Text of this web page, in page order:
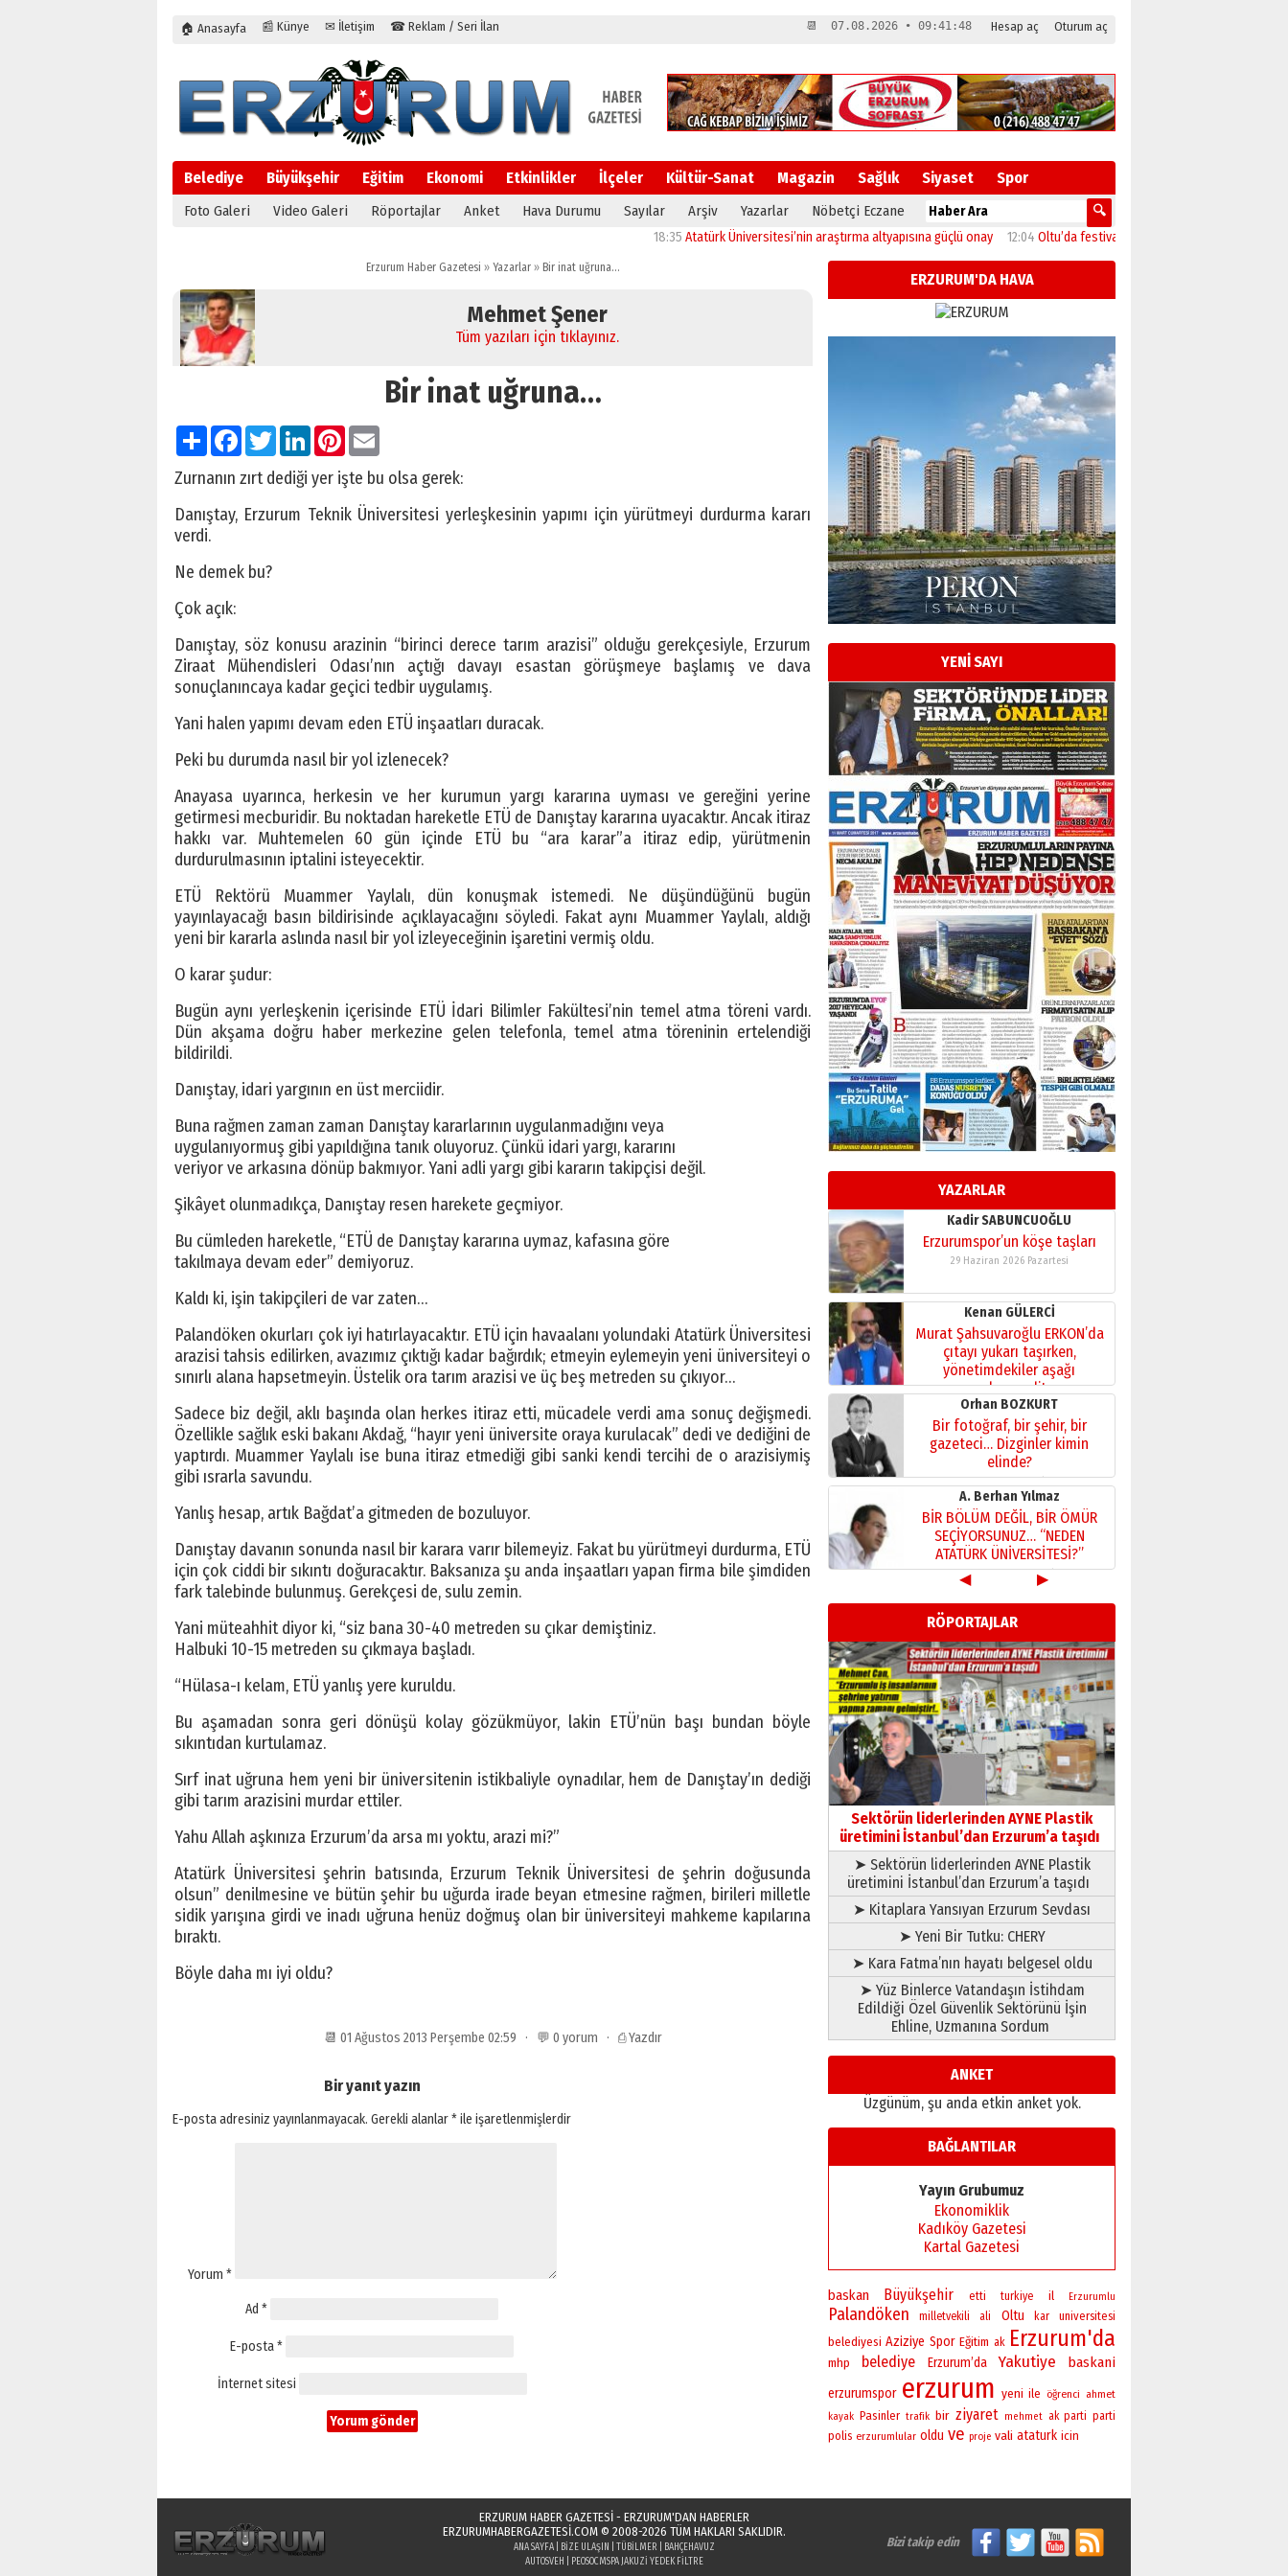
🏠 Anasayfa 📰 Künye ✉ İletişim ☎ Reklam / Seri İlan Hesap aç Oturum aç
📆 07.08.2026 • 09:41:48
Belediye Büyükşehir Eğitim Ekonomi Etkinlikler İlçeler Kültür-Sanat Magazin Sağlık Siyaset Spor
Foto Galeri Video Galeri Röportajlar Anket Hava Durumu Sayılar Arşiv Yazarlar Nöbetçi Eczane
Atatürk Üniversitesi’nin araştırma altyapısına güçlü onay 12:04 Oltu’da festival coşkusu konserle zirveye ulaştı
Erzurum Haber Gazetesi » Yazarlar »Bir inat uğruna…
Mehmet Şener
Tüm yazıları için tıklayınız.
Bir inat uğruna…
PaylaşFacebook
TwitterLinkedInPinterest
Zurnanın zırt dediği yer işte bu olsa gerek:
Danıştay, Erzurum Teknik Üniversitesi yerleşkesinin yapımı için yürütmeyi durdurma kararı
verdi.
Ne demek bu?
Çok açık:
Danıştay, söz konusu arazinin “birinci derece tarım arazisi” olduğu gerekçesiyle, Erzurum
Ziraat Mühendisleri Odası’nın açtığı davayı esastan görüşmeye başlamış ve dava
sonuçlanıncaya kadar geçici tedbir uygulamış.
Yani halen yapımı devam eden ETÜ inşaatları duracak.
Peki bu durumda nasıl bir yol izlenecek?
Anayasa uyarınca, herkesin ve her kurumun yargı kararına uyması ve gereğini yerine
getirmesi mecburidir. Bu noktadan hareketle ETÜ de Danıştay kararına uyacaktır. Ancak itiraz
hakkı var. Muhtemelen 60 gün içinde ETÜ bu “ara karar”a itiraz edip, yürütmenin
durdurulmasının iptalini isteyecektir.
ETÜ Rektörü Muammer Yaylalı, dün konuşmak istemedi. Ne düşündüğünü bugün
yayınlayacağı basın bildirisinde açıklayacağını söyledi. Fakat aynı Muammer Yaylalı, aldığı
yeni bir kararla aslında nasıl bir yol izleyeceğinin işaretini vermiş oldu.
O karar şudur:
Bugün aynı yerleşkenin içerisinde ETÜ İdari Bilimler Fakültesi’nin temel atma töreni vardı.
Dün akşama doğru haber merkezine gelen telefonla, temel atma töreninin ertelendiği
bildirildi.
Danıştay, idari yargının en üst merciidir.
Buna rağmen zaman zaman Danıştay kararlarının uygulanmadığını veya
uygulanıyormuş gibi yapıldığına tanık oluyoruz. Çünkü idari yargı, kararını
veriyor ve arkasına dönüp bakmıyor. Yani adli yargı gibi kararın takipçisi değil.
Şikâyet olunmadıkça, Danıştay resen harekete geçmiyor.
Bu cümleden hareketle, “ETÜ de Danıştay kararına uymaz, kafasına göre
takılmaya devam eder” demiyoruz.
Kaldı ki, işin takipçileri de var zaten…
Palandöken okurları çok iyi hatırlayacaktır. ETÜ için havaalanı yolundaki Atatürk Üniversitesi
arazisi tahsis edilirken, avazımız çıktığı kadar bağırdık; etmeyin eylemeyin yeni üniversiteyi o
sınırlı alana hapsetmeyin. Üstelik ora tarım arazisi ve üç beş metreden su çıkıyor…
Sadece biz değil, aklı başında olan herkes itiraz etti, mücadele verdi ama sonuç değişmedi.
Özellikle sağlık eski bakanı Akdağ, “hayır yeni üniversite oraya kurulacak” dedi ve dediğini de
yaptırdı. Muammer Yaylalı ise buna itiraz etmediği gibi sanki kendi tercihi de o arazisiymiş
gibi ısrarla savundu.
Yanlış hesap, artık Bağdat’a gitmeden de bozuluyor.
Danıştay davanın sonunda nasıl bir karara varır bilemeyiz. Fakat bu yürütmeyi durdurma, ETÜ
için çok ciddi bir sıkıntı doğuracaktır. Baksanıza şu anda inşaatları yapan firma bile şimdiden
fark talebinde bulunmuş. Gerekçesi de, sulu zemin.
Yani müteahhit diyor ki, “siz bana 30-40 metreden su çıkar demiştiniz.
Halbuki 10-15 metreden su çıkmaya başladı.
“Hülasa-ı kelam, ETÜ yanlış yere kuruldu.
Bu aşamadan sonra geri dönüşü kolay gözükmüyor, lakin ETÜ’nün başı bundan böyle
sıkıntıdan kurtulamaz.
Sırf inat uğruna hem yeni bir üniversitenin istikbaliyle oynadılar, hem de Danıştay’ın dediği
gibi tarım arazisini murdar ettiler.
Yahu Allah aşkınıza Erzurum’da arsa mı yoktu, arazi mi?”
Atatürk Üniversitesi şehrin batısında, Erzurum Teknik Üniversitesi de şehrin doğusunda
olsun” denilmesine ve bütün şehir bu uğurda irade beyan etmesine rağmen, birileri milletle
sidik yarışına girdi ve inadı uğruna henüz doğmuş olan bir üniversiteyi mahkeme kapılarına
bıraktı.
Böyle daha mı iyi oldu?
📆 01 Ağustos 2013 Perşembe 02:59 · 💬 0 yorum · ⎙ Yazdır
Bir yanıt yazın
E-posta adresiniz yayınlanmayacak. Gerekli alanlar*ile işaretlenmişlerdir
Yorum *
Ad *
E-posta*
İnternet sitesi
ERZURUM'DA HAVA
YENİ SAYI
YAZARLAR
Esat BİNDESEN
Başkan Sekmen’den Erzurum’a
bir vizyon proje daha!
02 Ağustos 2026 Pazar
Kadir SABUNCUOĞLU
Erzurumspor’un köşe taşları
29 Haziran 2026 Pazartesi
Kenan GÜLERCİ
Murat Şahsuvaroğlu ERKON’da
çıtayı yukarı taşırken,
yönetimdekiler aşağı
çekmemeli!
17 Şubat 2026 SalıOrhan BOZKURT
Bir fotoğraf, bir şehir, bir
gazeteci… Dizginler kimin
elinde?
31 Mart 2026 Salı
A. Berhan Yılmaz
BİR BÖLÜM DEĞİL, BİR ÖMÜR
SEÇİYORSUNUZ… “NEDEN
ATATÜRK ÜNİVERSİTESİ?”
28 Temmuz 2026 Salı
Ahmet Gökhan YAZICI
Ahmed Yesevi’den bir
Alperen… ”Reisimiz” idi…
Hakka yürüdü.!
26 Mart 2026 Perşembe
Cem Bakırcı
Ardında bıraktığı hatıralarıyla
gönül adamı Faruk Terzioğlu!
13 Mayıs 2026 Çarşamba
Esat BİNDESEN
Başkan Sekmen’den Erzurum’a
bir vizyon proje daha!
02 Ağustos 2026 Pazar
Kadir SABUNCUOĞLU
Erzurumspor’un köşe taşları
29 Haziran 2026 Pazartesi
Kenan GÜLERCİ
Murat Şahsuvaroğlu ERKON’da
çıtayı yukarı taşırken,
yönetimdekiler aşağı
çekmemeli!
17 Şubat 2026 SalıOrhan BOZKURT
Bir fotoğraf, bir şehir, bir
gazeteci… Dizginler kimin
elinde?
31 Mart 2026 Salı
A. Berhan Yılmaz
BİR BÖLÜM DEĞİL, BİR ÖMÜR
SEÇİYORSUNUZ… “NEDEN
ATATÜRK ÜNİVERSİTESİ?”
28 Temmuz 2026 Salı
Ahmet Gökhan YAZICI
Ahmed Yesevi’den bir
Alperen… ”Reisimiz” idi…
Hakka yürüdü.!
26 Mart 2026 Perşembe
Cem Bakırcı
Ardında bıraktığı hatıralarıyla
gönül adamı Faruk Terzioğlu!
13 Mayıs 2026 Çarşamba
Esat BİNDESEN
Başkan Sekmen’den Erzurum’a
bir vizyon proje daha!
02 Ağustos 2026 Pazar
◀ ▶
RÖPORTAJLAR
Sektörün liderlerinden AYNE Plastik
üretimini İstanbul’dan Erzurum’a taşıdı
➤ Sektörün liderlerinden AYNE Plastik
üretimini İstanbul’dan Erzurum’a taşıdı
➤ Kitaplara Yansıyan Erzurum Sevdası
➤ Yeni Bir Tutku: CHERY
➤ Kara Fatma’nın hayatı belgesel oldu
➤ Yüz Binlerce Vatandaşın İstihdam
Edildiği Özel Güvenlik Sektörünü İşin
Ehline, Uzmanına Sordum
ANKET
Üzgünüm, şu anda etkin anket yok.
BAĞLANTILAR
Yayın Grubumuz
Ekonomiklik
Kadıköy Gazetesi
Kartal Gazetesi
baskan Büyükşehir etti turkiye il Erzurumlu
Palandöken milletvekili ali Oltu kar universitesi
belediyesi Aziziye Spor Eğitim ak Erzurum'da
mhp belediye Erzurum’da Yakutiye baskani
erzurumspor erzurum yeni ile öğrenci ahmet
kayak Pasinler trafik bir ziyaret mehmet ak parti parti
polis erzurumlular oldu ve proje vali ataturk icin
ERZURUM HABER GAZETESİ - ERZURUM'DAN HABERLER
ERZURUMHABERGAZETESI.COM© 2008-2026 TÜM HAKLARI SAKLIDIR.
ANA SAYFA| BIZE ULAŞIN TÜBILMER
BAHÇEHAVUZ
AUTOSVEH
PEOSOCMSPA JAKUZI YEDEK FILTRE
Bizi takip edin